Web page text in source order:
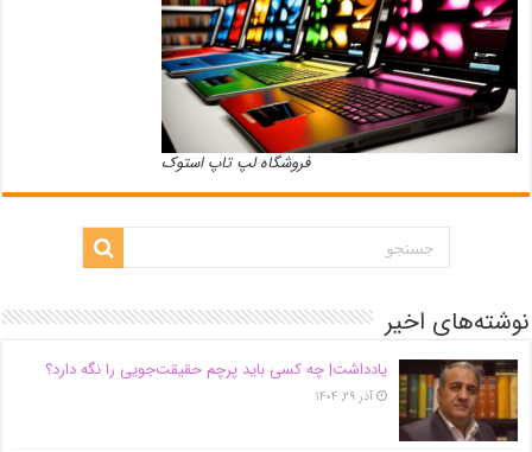
فروشگاه لپ تاپ استوک
نوشته‌های اخیر
یادداشت| ‌چه کسی باید پرچم حقیقت‌جویی را نگه دارد؟
آذر ۲۹, ۱۴۰۴